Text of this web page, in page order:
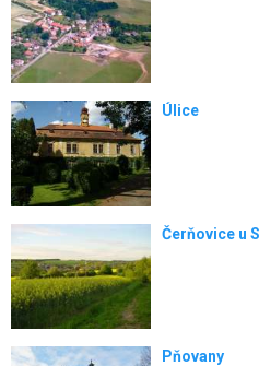
Úlice
Čerňovice u
Pňovany